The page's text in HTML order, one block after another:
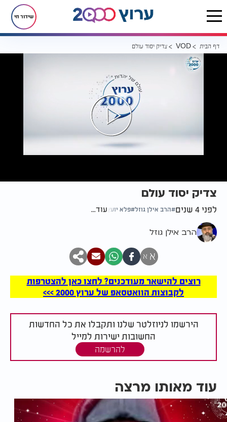
שידור חי
דף הבית VOD צדיק יסוד עולם
צדיק יסוד עולם
לפני 4 שנים הרב אילן גוזל פלא יועץ עוד...
הרב אילן גוזל
א א
רוצים להישאר מעודכנים? לחצו כאן להצטרפות
לקבוצות הוואטסאפ של ערוץ 2000 >>>
הירשמו לניוזלטר שלנו ותקבלו את כל החדשות
החשובות ישירות למייל
להרשמה
עוד מאותו מרצה